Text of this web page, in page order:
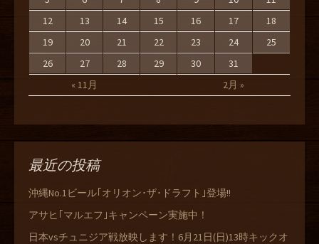
« 11月 2月 »
12
13 14 15 16 17
18
19
20 21 22 23 24
25
26
27 28 29 30 31
最近の投稿
沖縄No.1ビール｢オリオン･ザ･ドラフト｣登場!!
アサヒ｢マルエフ｣キャンペーン実施中！
日本vsチュニジア戦放映します！6月21日(日)13時キックオ